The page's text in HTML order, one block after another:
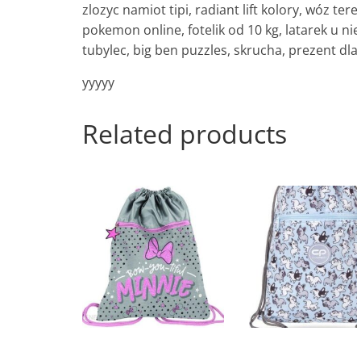
zlozyc namiot tipi, radiant lift kolory, wóz
pokemon online, fotelik od 10 kg, latarek u
tubylec, big ben puzzles, skrucha, prezent
yyyyy
Related products